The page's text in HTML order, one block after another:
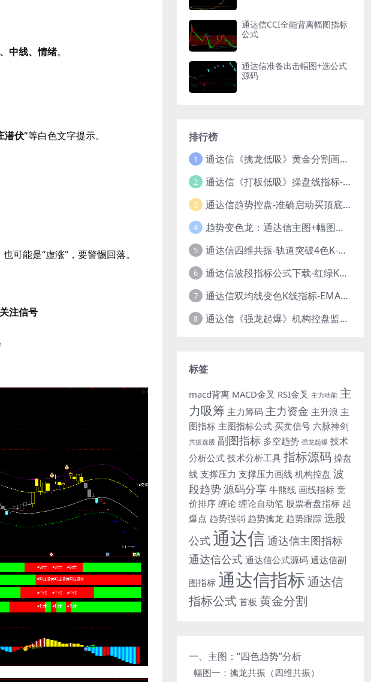
中线、情绪。
伏”等白色文字提示。
可能是“虚涨”，要警惕回落。
关注信号
通达信CCI全能背离幅图指标
公式
通达信准备出击幅图+选公式
源码
排行榜
1 通达信《擒龙低吸》黄金分割画线指标公式
2 通达信《打板低吸》操盘线指标-解决趋势判断难-新手也能轻松参考！
3 通达信趋势控盘-准确启动买顶底波段指标公式
4 趋势变色龙：通达信主图+幅图双核盯盘指标
5 通达信四维共振-轨道突破4色K-资金博弈指标公式
6 通达信波段指标公式下载-红绿K线多空止盈与锁仓信号
7 通达信双均线变色K线指标-EMA交叉红绿白三色柱源码
8 通达信《强龙起爆》机构控盘监测主图幅图-共振选股公式
标签
macd背离 MACD金叉 RSI金叉 主力动能 主
力吸筹 主力筹码 主力资金 主升浪 主
图指标 主图指标公式 买卖信号 六脉神剑
共振选股 副图指标 多空趋势 强龙起爆 技术
分析公式 技术分析工具 指标源码 操盘
线 支撑压力 支撑压力画线 机构控盘 波
段趋势 源码分享 牛熊线 画线指标 竞
价排序 缠论 缠论自动笔 股票看盘指标 起
爆点 趋势强弱 趋势擒龙 趋势跟踪 选股
公式 通达信 通达信主图指标
通达信公式 通达信公式源码 通达信副
图指标 通达信指标通达信
指标公式 首板 黄金分割
一、主图：“四色趋势”分析
幅图一：擒龙共振（四维共振）